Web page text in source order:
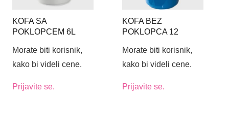
KOFA SA
POKLOPCEM 6L
Morate biti korisnik,
kako bi videli cene.
Prijavite se.
KOFA BEZ
POKLOPCA 12
Morate biti korisnik,
kako bi videli cene.
Prijavite se.